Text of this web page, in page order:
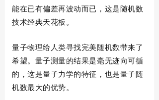
能在已有偏差再波动而已，这是随机数
技术经典天花板。
量子物理给人类寻找完美随机数带来了
希望。量子测量的结果是毫无迹向可循
的，这是量子力学的特征，也是量子随
机数最大的优势。